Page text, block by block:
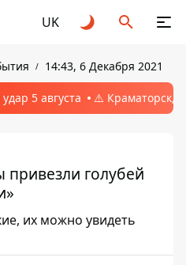
UK
14:43, 6 Декабря 2021
5 августа ⚠️ Краматорск,
голубей
их можно увидеть